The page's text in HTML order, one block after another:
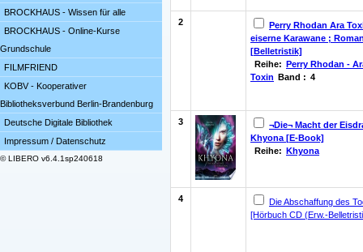
BROCKHAUS - Wissen für alle
BROCKHAUS - Online-Kurse
Grundschule
FILMFRIEND
KOBV - Kooperativer
Bibliotheksverbund Berlin-Brandenburg
Deutsche Digitale Bibliothek
Impressum / Datenschutz
© LIBERO v6.4.1sp240618
2
Perry Rhodan Ara
eiserne Karawane ;
[Belletristik]
Reihe: Perry Rhodan -
Toxin Band : 4
3
¬Die¬ Macht der
Khyona [E-Book]
Reihe: Khyona
4
Die Abschaffung des
[Hörbuch CD (Erw.-